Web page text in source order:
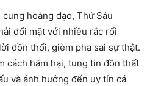
hoàng đạo, Thứ Sáu
đối mặt với nhiều rắc rối
đồn thổi, gièm pha sai sự thật.
cách hãm hại, tung tin đồn thất
và ảnh hưởng đến uy tín cá